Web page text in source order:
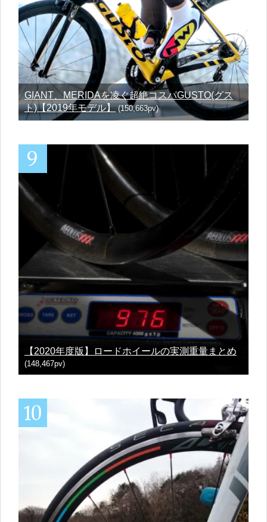
GIANT、MERIDAを凌ぐ超絶コスパGUSTO(グス
ト)【2019年モデル】(150,663pv)
【2020年度版】ロードホイールの実測重量まとめ
(148,467pv)